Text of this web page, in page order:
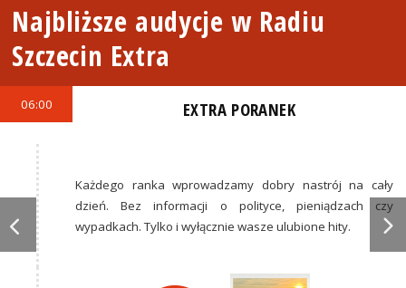
Najbliższe audycje w Radiu
Szczecin Extra
06:00 EXTRA PORANEK
Każdego ranka wprowadzamy dobry nastrój na cały
dzień. Bez informacji o polityce, pieniądzach czy
wypadkach. Tylko i wyłącznie wasze ulubione hity.